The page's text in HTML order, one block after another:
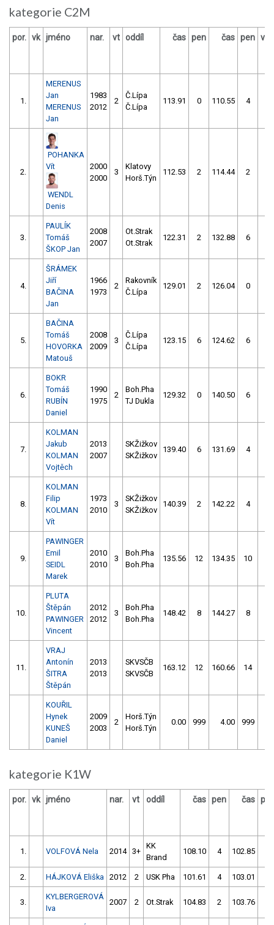
kategorie C2M
por. vk jméno nar. vt oddíl čas pen čas pen
1.
MERENUS
Jan
MERENUS
Jan
1983
2012
2
Č.Lípa
Č.Lípa
113.91 0 110.55 4
2.
POHANKA
Vít
WENDL
Denis
2000
2000
3
Klatovy
Horš.Týn
112.53 2 114.44 2
3.
PAULÍK
Tomáš
ŠKOP Jan
2008
2007
Ot.Strak
Ot.Strak
122.31 2 132.88 6
4.
ŠRÁMEK
Jiří
BAČINA
Jan
1966
1973
2
Rakovník
Č.Lípa
129.01 2 126.04 0
5.
BAČINA
Tomáš
HOVORKA
Matouš
2008
2009
3
Č.Lípa
Č.Lípa
123.15 6 124.62 6
6.
BOKR
Tomáš
RUBÍN
Daniel
1990
1975
2
Boh.Pha
TJ Dukla
129.32 0 140.50 6
7.
KOLMAN
Jakub
KOLMAN
Vojtěch
2013
2007
SKŽižkov
SKŽižkov
139.40 6 131.69 4
8.
KOLMAN
Filip
KOLMAN
Vít
1973
2010
3
SKŽižkov
SKŽižkov
140.39 2 142.22 4
9.
PAWINGER
Emil
SEIDL
Marek
2010
2010
3
Boh.Pha
Boh.Pha
135.56 12 134.35 10
10.
PLUTA
Štěpán
PAWINGER
Vincent
2012
2012
3
Boh.Pha
Boh.Pha
148.42 8 144.27 8
11.
VRAJ
Antonín
ŠITRA
Štěpán
2013
2013
SKVSČB
SKVSČB
163.12 12 160.66 14
KOUŘIL
Hynek
KUNEŠ
Daniel
2009
2003
2
Horš.Týn
Horš.Týn
0.00 999 4.00 999
kategorie K1W
por. vk jméno nar. vt oddíl čas pen čas
1. VOLFOVÁ Nela 2014 3+
KK
Brand
108.10 4 102.85
2. HÁJKOVÁ Eliška 2012 2 USK Pha 101.61 4 103.01
3.
KYLBERGEROVÁ
Iva
2007 2 Ot.Strak 104.83 2 103.76